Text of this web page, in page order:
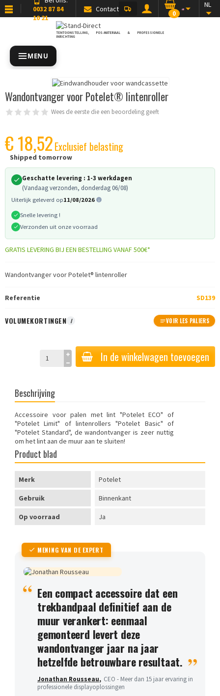
0032 87 84
10 21
Contact NL
0
TENTOONSTELLING, POS-MATERIAAL & PROFESSIONELE
INRICHTING
MENU
Wandontvanger voor Potelet® lintenroller
Wees de eerste die een beoordeling geeft
€ 18,52Exclusief belasting
Shipped tomorrow
Geschatte levering : 1-3 werkdagen
(Vandaag verzonden, donderdag 06/08)
Uiterlijk geleverd op11/08/2026
Snelle levering !
Verzonden uit onze voorraad
GRATIS LEVERING BIJ EEN BESTELLING VANAF 500€*
Wandontvanger voor Potelet® lintenroller
Referentie SD139
VOLUMEKORTINGEN I VOIR LES PALIERS
In de winkelwagen toevoegen
Beschrijving
Accessoire voor palen met lint "Potelet ECO" of
"Potelet Limit" of lintenrollers "Potelet Basic" of
"Potelet Standard", de wandontvanger is zeer nuttig
om het lint aan de muur aan te sluiten!
Product blad
Merk Potelet
Gebruik Binnenkant
Op voorraad Ja
MENING VAN DE EXPERT
Een compact accessoire dat een
trekbandpaal definitief aan de
muur verankert: eenmaal
gemonteerd levert deze
wandontvanger jaar na jaar
hetzelfde betrouwbare resultaat.
Jonathan Rousseau, CEO - Meer dan 15 jaar ervaring in
professionele displayoplossingen